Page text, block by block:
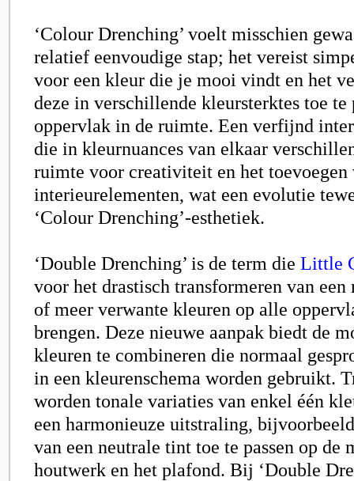
‘Colour Drenching’ voelt misschien
relatief eenvoudige stap; het vereist
voor een kleur die je mooi vindt en het
deze in verschillende kleursterktes toe te
oppervlak in de ruimte. Een verfijnd
die in kleurnuances van elkaar
ruimte voor creativiteit en het toevoegen
interieurelementen, wat een evolutie
‘Colour Drenching’-esthetiek.
‘Double Drenching’ is de term die Little
voor het drastisch transformeren van
of meer verwante kleuren op alle
brengen. Deze nieuwe aanpak biedt de
kleuren te combineren die normaal
in een kleurenschema worden gebruikt.
worden tonale variaties van enkel één
een harmonieuze uitstraling,
van een neutrale tint toe te passen op de
houtwerk en het plafond. Bij ‘Double